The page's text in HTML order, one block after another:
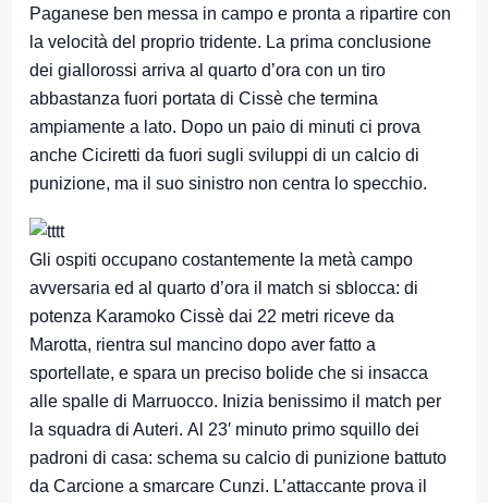
Paganese ben messa in campo e pronta a ripartire con
la velocità del proprio tridente. La prima conclusione
dei giallorossi arriva al quarto d’ora con un tiro
abbastanza fuori portata di Cissè che termina
ampiamente a lato. Dopo un paio di minuti ci prova
anche Ciciretti da fuori sugli sviluppi di un calcio di
punizione, ma il suo sinistro non centra lo specchio.
Gli ospiti occupano costantemente la metà campo
avversaria ed al quarto d’ora il match si sblocca: di
potenza Karamoko Cissè dai 22 metri riceve da
Marotta, rientra sul mancino dopo aver fatto a
sportellate, e spara un preciso bolide che si insacca
alle spalle di Marruocco. Inizia benissimo il match per
la squadra di Auteri. Al 23′ minuto primo squillo dei
padroni di casa: schema su calcio di punizione battuto
da Carcione a smarcare Cunzi. L’attaccante prova il